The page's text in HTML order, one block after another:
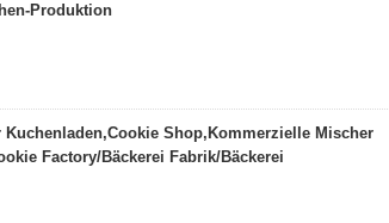
Produktion
Kuchenladen,Cookie Shop,Kommerzielle Mischer
Factory/Bäckerei Fabrik/Bäckerei